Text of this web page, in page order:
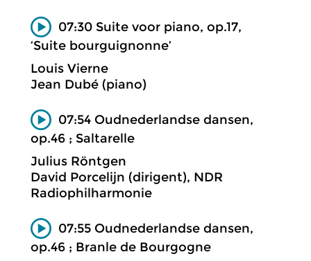
07:30 Suite voor piano, op.17,
‘Suite bourguignonne’
Louis Vierne
Jean Dubé (piano)
07:54 Oudnederlandse dansen,
op.46 ; Saltarelle
Julius Röntgen
David Porcelijn (dirigent), NDR
Radiophilharmonie
07:55 Oudnederlandse dansen,
op.46 ; Branle de Bourgogne